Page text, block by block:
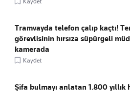
Tramvayda telefon çalıp kaçtı!
görevlisinin hırsıza süpürgeli
kamerada
Kaydet
Şifa bulmayı anlatan 1.800 yıllık